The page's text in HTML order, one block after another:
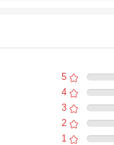
5
4
3
2
1